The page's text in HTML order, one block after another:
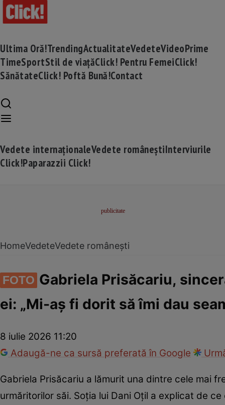
Ultima Oră!TrendingActualitateVedeteVideoPrime
TimeSportStil de viațăClick! Pentru FemeiClick!
SănătateClick! Poftă Bună!Contact
Vedete internaționaleVedete româneștiInterviurile
Click!Paparazzii Click!
HomeVedeteVedete românești
FOTO Gabriela Prisăcariu,
ei: „Mi-aș fi dorit să îmi dau
8 iulie 2026 11:20
Adaugă-ne ca sursă preferată în Google
Gabriela Prisăcariu a lămurit una dintre cele mai
urmăritorilor săi. Soția lui Dani Oțil a explicat de